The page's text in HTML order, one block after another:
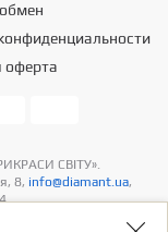
оферта
СВІТУ».
8, info@diamant.ua,
«Оплата и